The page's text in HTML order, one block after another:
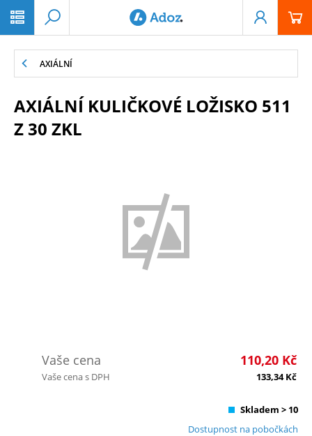
AXIÁLNÍ
AXIÁLNÍ KULIČKOVÉ LOŽISKO 511
Z 30 ZKL
Vaše cena 110,20 Kč
Vaše cena s DPH 133,34Kč
Skladem > 10
Dostupnost na pobočkách